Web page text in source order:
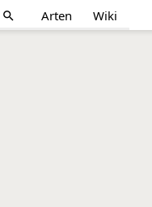
search Arten Wiki